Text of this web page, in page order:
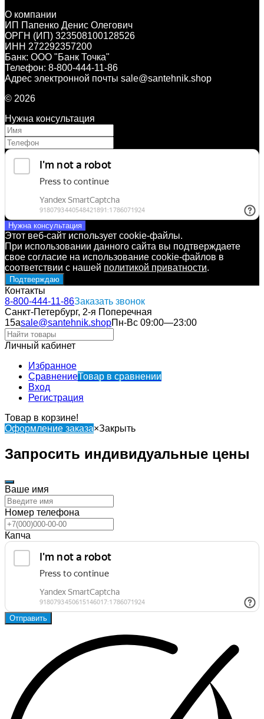
О компании
ИП Папенко Денис Олегович
ОРГН (ИП) 323508100128526
ИНН 272292357200
Банк: ООО "Банк Точка"
Телефон: 8-800-444-11-86
Адрес электронной почты sale@santehnik.shop
© 2026
Нужна консультация
Нужна консультация
Этот веб-сайт использует cookie-файлы.
При использовании данного сайта вы подтверждаете
свое согласие на использование cookie-файлов в
соответствии с нашей политикой приватности.
Подтверждаю
Контакты
8-800-444-11-86Заказать звонок
Санкт-Петербург, 2-я Поперечная
15аsale@santehnik.shopПн-Вс 09:00—23:00
Личный кабинет
Избранное
СравнениеТовар в сравнении
Вход
Регистрация
Товар в корзине!
Оформление заказа×Закрыть
Запросить индивидуальные цены
Ваше имя
Номер телефона
Капча
Отправить